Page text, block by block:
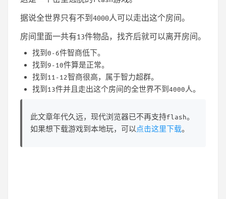
据说全世界只有不到4000人可以走出这个房间。
房间里面一共有13件物品，找齐后就可以离开房间。
找到0-6件智商低下。
找到9-10件算是正常。
找到11-12智商很高，属于智力超群。
找到13件并且走出这个房间的全世界不到4000人。
此文章年代久远，现代浏览器已不再支持flash。
如果想下载游戏到本地玩，可以 点击这里下载。